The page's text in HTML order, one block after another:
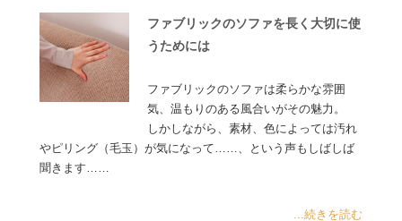
ファブリックのソファを長く大切に使
うためには
ファブリックのソファは柔らかな雰囲
気、温もりのある風合いがその魅力。
しかしながら、素材、色によっては汚れ
やピリング（毛玉）が気になって……、という声もしばしば
聞きます……
...続きを読む